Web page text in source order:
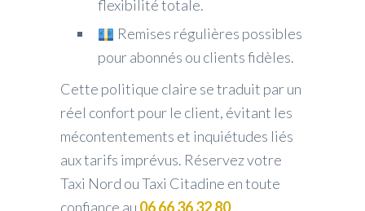
flexibilité totale.
Remises régulières possibles
pour abonnés ou clients fidèles.
Cette politique claire se traduit par un
réel confort pour le client, évitant les
mécontentements et inquiétudes liés
aux tarifs imprévus. Réservez votre
Taxi Nord ou Taxi Citadine en toute
confiance au 06 66 36 32 80.